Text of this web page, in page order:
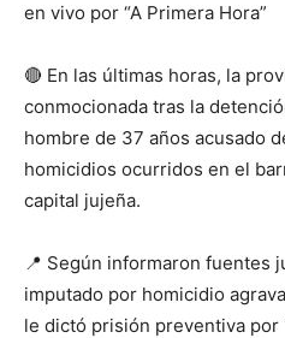
en vivo por “A Primera Hora”
🔴 En las últimas horas, la
conmocionada tras la
hombre de 37 años acusado
homicidios ocurridos en el
capital jujeña.
📍 Según informaron fuentes
imputado por homicidio
le dictó prisión preventiva por